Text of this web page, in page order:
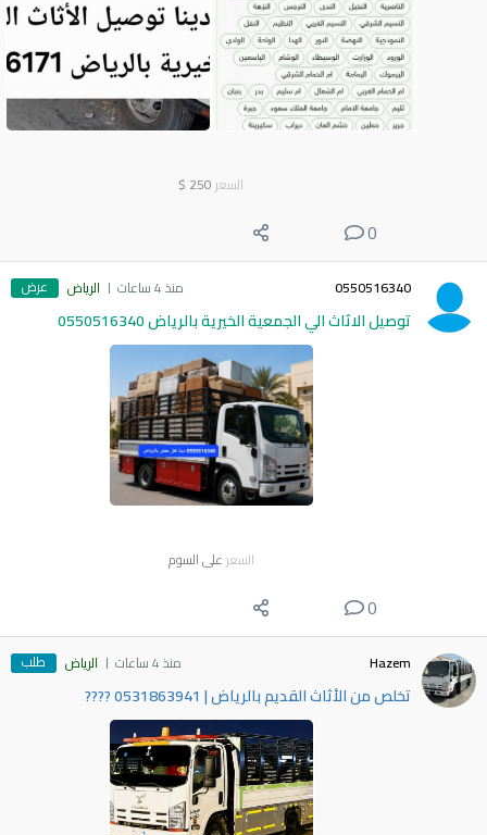
السعر 250
$
0
0550516340 منذ 4 ساعات الرياض عرض
توصيل الاثاث الي الجمعية الخيرية بالرياض 0550516340
السعر على السوم
0
Hazem منذ 4 ساعات الرياض طلب
​تخلص من الأثاث القديم بالرياض | 0531863941 ????